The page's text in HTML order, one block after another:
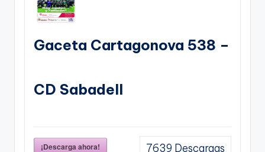
Gaceta Cartagonova 538 –
CD Sabadell
¡Descarga ahora! 7639 Descargas